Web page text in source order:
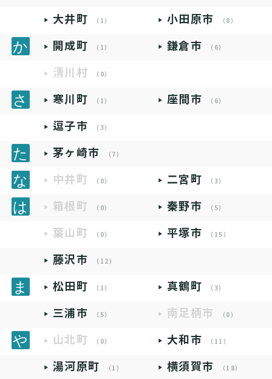
大井町 （1） 小田原市 （8）
開成町 （1） 鎌倉市 （6）
清川村 （0）
寒川町 （1） 座間市 （6）
逗子市 （3）
茅ヶ崎市 （7）
中井町 （0） 二宮町 （3）
箱根町 （0） 秦野市 （5）
葉山町 （0） 平塚市 （15）
藤沢市 （12）
松田町 （1） 真鶴町 （3）
三浦市 （5） 南足柄市 （0）
山北町 （0） 大和市 （11）
湯河原町 （1） 横須賀市 （18）